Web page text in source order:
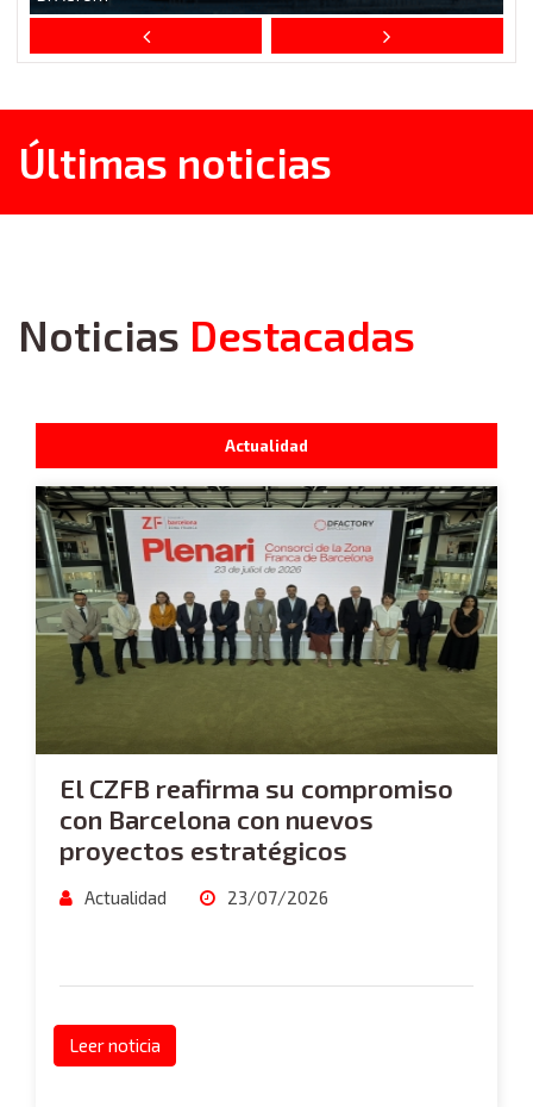
Últimas noticias
Noticias Destacadas
Actualidad
El CZFB reafirma su compromiso
con Barcelona con nuevos
proyectos estratégicos
Actualidad 23/07/2026
Leer noticia